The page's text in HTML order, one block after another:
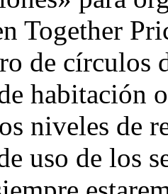
Together
de círculos
habitación
niveles de
uso de los